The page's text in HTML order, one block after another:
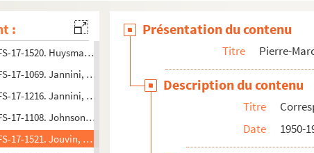
:
17-1230. Hébert, Pierre
17-1214. Hubert, Etienne-Alain
17-1520. Huysmans, Armand
17-1069. Jannini, Pasquale Aniel
17-1216. Jannini, Pasquale Aniel
17-1108. Johnson, Arthur
17-1521. Jouvin, Henri
Présentation du contenu
Titre Pierre-
Description du contenu
Titre
Date
1950-